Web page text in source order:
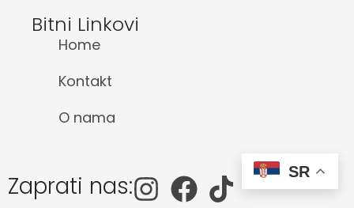
Bitni Linkovi
Home
Kontakt
O nama
Zaprati nas: SR